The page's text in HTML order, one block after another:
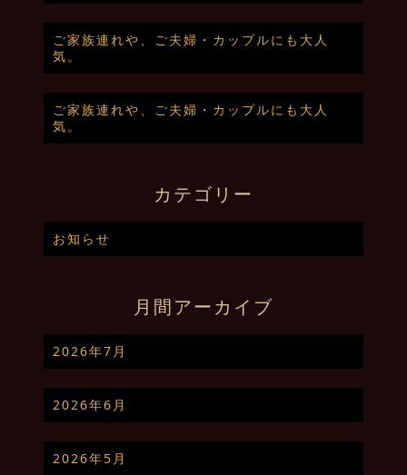
ご家族連れや、ご夫婦・カップルにも大人
気。
ご家族連れや、ご夫婦・カップルにも大人
気。
カテゴリー
お知らせ
月間アーカイブ
2026年7月
2026年6月
2026年5月